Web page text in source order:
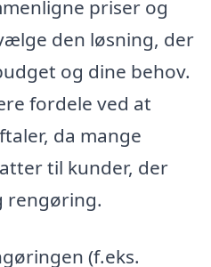
priser og
den løsning, der
og dine behov.
fordele ved at
da mange
til kunder, der
rengøring.
(f.eks.